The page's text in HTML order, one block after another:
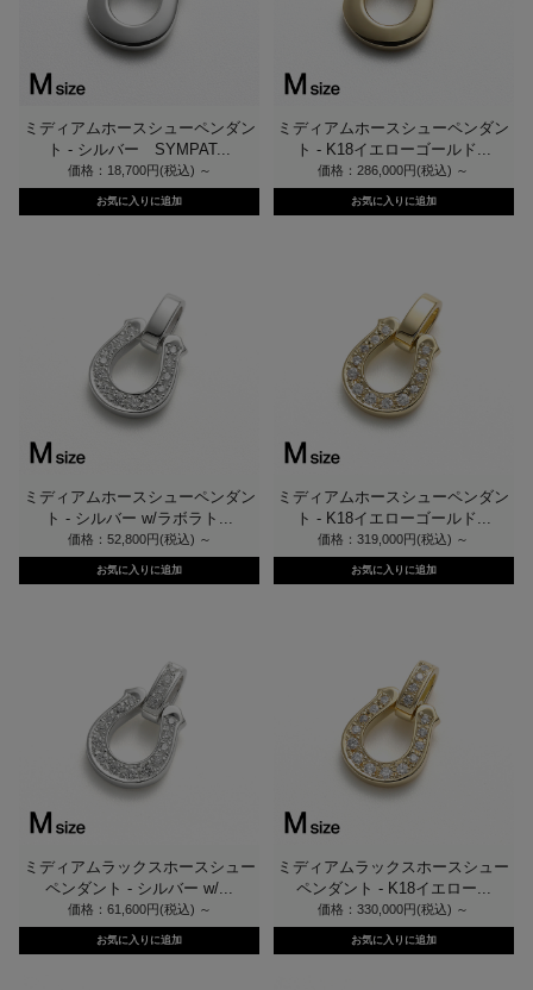
ミディアムホースシューペンダン
ト - シルバー SYMPAT...
価格：18,700円(税込) ～
ミディアムホースシューペンダン
ト - K18イエローゴールド...
価格：286,000円(税込) ～
ミディアムホースシューペンダン
ト - シルバー w/ラボラト...
価格：52,800円(税込) ～
ミディアムホースシューペンダン
ト - K18イエローゴールド...
価格：319,000円(税込) ～
ミディアムラックスホースシュー
ペンダント - シルバー w/...
価格：61,600円(税込) ～
ミディアムラックスホースシュー
ペンダント - K18イエロー...
価格：330,000円(税込) ～